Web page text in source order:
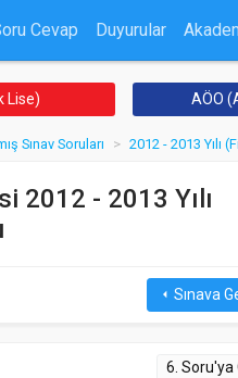
Cevap Duyurular
Lise) AÖO
Sınav Soruları 2012 - 2013 Yılı
2012 - 2013 Yılı
arrow_leftSınava
6. Soru'ya